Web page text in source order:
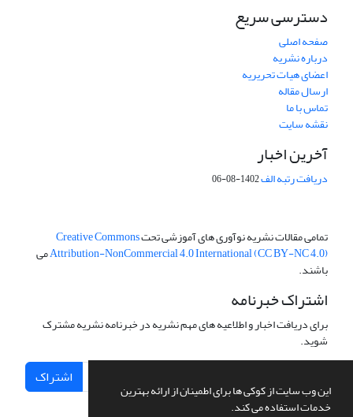
این وب سایت از کوکی ها برای اطمینان از ارائه بهترین
خدمات استفاده می کند.
دسترسی سریع
صفحه اصلی
درباره نشریه
اعضای هیات تحریریه
ارسال مقاله
تماس با ما
نقشه سایت
آخرین اخبار
دریافت رتبه الف1402-08-06
تمامی مقالات نشریه نوآوری های آموزشی تحتCreative Commons
Attribution-NonCommercial 4.0 International (CC BY-NC 4.0)می
باشند.
اشتراک خبرنامه
برای دریافت اخبار و اطلاعیه های مهم نشریه در خبرنامه نشریه مشترک
شوید.
اشتراک